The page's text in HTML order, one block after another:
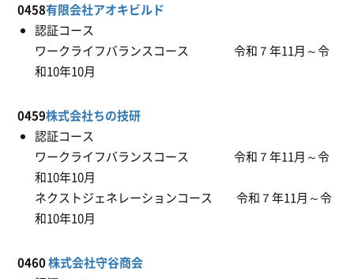
0458有限会社アオキビルド
認証コース
ワークライフバランスコース 令和７年11月～令
和10年10月
0459株式会社ちの技研
認証コース
ワークライフバランスコース 令和７年11月～令
和10年10月
ネクストジェネレーションコース 令和７年11月～令
和10年10月
0460株式会社守谷商会